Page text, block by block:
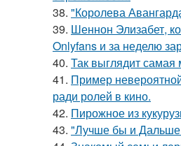
38. "Королева
39. Шеннон Элизабет,
Onlyfans и за неделю
40. Так выглядит
41. Пример
ради ролей в кино.
42. Пирожное из
43. "Лучше бы и Дальше